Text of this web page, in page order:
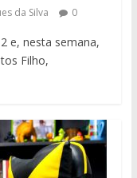
da Silva 0
e, nesta semana,
Filho,